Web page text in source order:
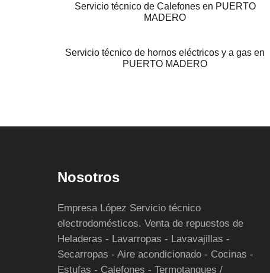
Servicio técnico de Calefones en PUERTO
MADERO
Servicio técnico de hornos eléctricos y a gas en
PUERTO MADERO
Nosotros
Empresa López Servicio técnico
electrodomésticos. Venta de repuestos de
Heladeras - Lavarropas - Lavavajillas -
Secarropas - Aire acondicionado - Cocinas -
Estufas - Calefones - Termotanques /